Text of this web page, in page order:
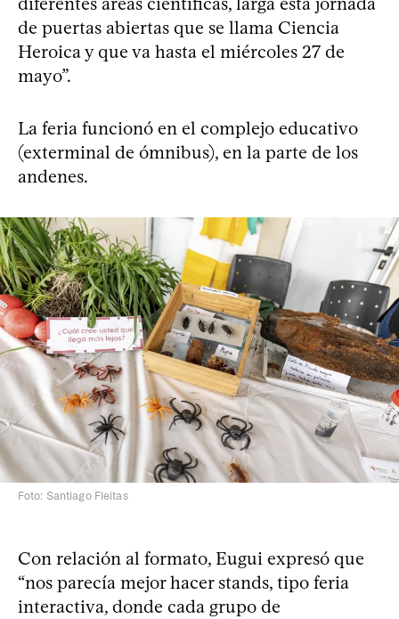
de puertas abiertas que se llama Ciencia
Heroica y que va hasta el miércoles 27 de
mayo”.
La feria funcionó en el complejo educativo
(exterminal de ómnibus), en la parte de los
andenes.
Foto: Santiago Fleitas
Con relación al formato, Eugui expresó que
“nos parecía mejor hacer stands, tipo feria
interactiva, donde cada grupo de